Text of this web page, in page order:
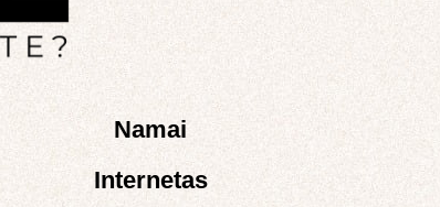
Namai
Internetas